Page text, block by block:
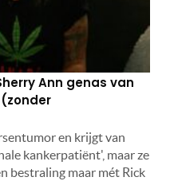
Ann genas van
en krijgt van
kankerpatiënt', maar ze
bestraling maar mét Rick